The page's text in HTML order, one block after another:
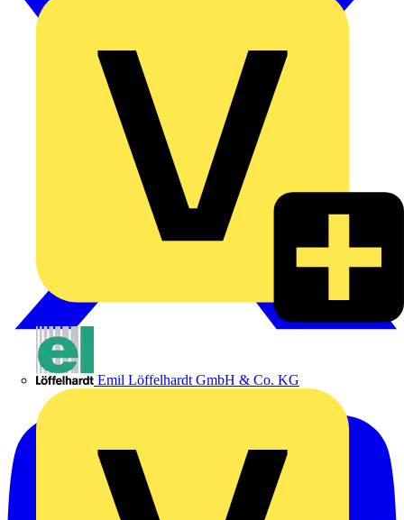
Emil Löffelhardt GmbH & Co. KG